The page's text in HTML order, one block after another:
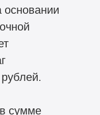
основании
сумме